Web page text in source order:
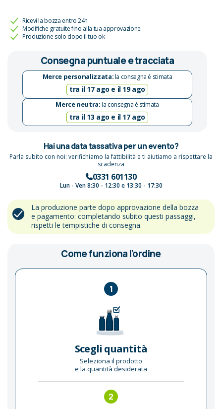
Ricevi la bozza entro 24h
Modifiche gratuite fino alla tua approvazione
Produzione solo dopo il tuo ok
Consegna puntuale e tracciata
Merce personalizzata:la consegna è stimata
tra il 17 ago e il 19 ago
Merce neutra:la consegna è stimata
tra il 13 ago e il 17 ago
Hai una data tassativa per un evento?
Parla subito con noi: verifichiamo la fattibilità e ti aiutiamo a rispettare la
scadenza
0331 601130
Lun - Ven 8:30 - 12:30 e 13:30 - 17:30
La produzione parte dopo approvazione della bozza
e pagamento: completando subito questi passaggi,
rispetti le tempistiche di consegna.
Come funziona l'ordine
1
Scegli quantità
Seleziona il prodotto
e la quantità desiderata
2